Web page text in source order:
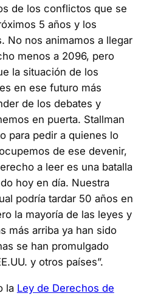
de los conflictos que se
5 años y los
No nos animamos a llegar
menos a 2096, pero
la situación de los
en ese futuro más
de los debates y
en puerta. Stallman
para pedir a quienes lo
de ese devenir,
a leer es una batalla
hoy en día. Nuestra
podría tardar 50 años en
la mayoría de las leyes y
más arriba ya han sido
se han promulgado
y otros países”.
la Ley de Derechos de